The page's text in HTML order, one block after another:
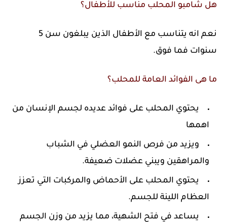
هل شامبو المحلب مناسب للأطفال؟
نعم انه يتناسب مع الأطفال الذين يبلغون سن 5
سنوات فما فوق.
ما هى الفوائد العامة للمحلب؟
يحتوي المحلب على فوائد عديده لجسم الإنسان من
اهمها
ويزيد من فرص النمو العضلي في الشباب
والمراهقين ويبني عضلات ضعيفة.
يحتوي المحلب على الأحماض والمركبات التي تعزز
العظام اللينة للجسم.
يساعد في فتح الشهية، مما يزيد من وزن الجسم